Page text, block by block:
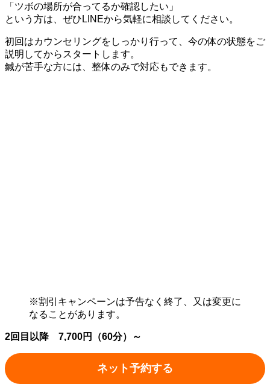
「ツボの場所が合ってるか確認したい」
という方は、ぜひLINEから気軽に相談してください。
初回はカウンセリングをしっかり行って、今の体の状態をご
説明してからスタートします。
鍼が苦手な方には、整体のみで対応もできます。
※割引キャンペーンは予告なく終了、又は変更に
なることがあります。
2回目以降 7,700円（60分）～
ネット予約する